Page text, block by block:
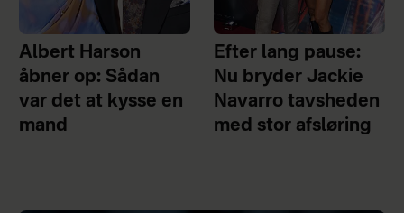
Albert Harson
åbner op: Sådan
var det at kysse en
mand
Efter lang pause:
Nu bryder Jackie
Navarro tavsheden
med stor afsløring